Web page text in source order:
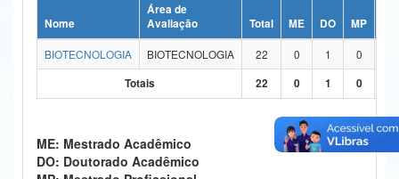
Ministério da Ciência, Tecnologia, Inovações e Comunicações
Ministério do Meio Ambiente
Controladoria-Geral da União
Nome
Área de
Avaliação
Total ME DO MP
BIOTECNOLOGIA
BIOTECNOLOGIA 22 0 1 0
Totais
22 0 1 0
ME: Mestrado Acadêmico
DO: Doutorado Acadêmico